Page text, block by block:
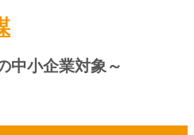
中小企業対象～